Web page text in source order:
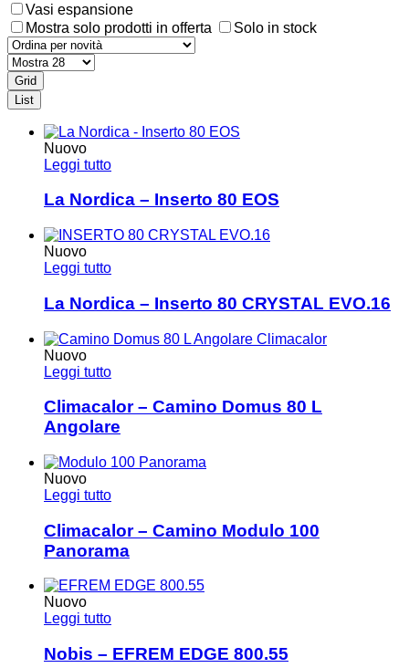
Vasi espansione
Mostra solo prodotti in offerta
Solo in stock
Grid
List
Nuovo
Leggi tutto
La Nordica – Inserto 80 EOS
Nuovo
Leggi tutto
La Nordica – Inserto 80 CRYSTAL EVO.16
Nuovo
Leggi tutto
Climacalor – Camino Domus 80 L
Angolare
Nuovo
Leggi tutto
Climacalor – Camino Modulo 100
Panorama
Nuovo
Leggi tutto
Nobis – EFREM EDGE 800.55